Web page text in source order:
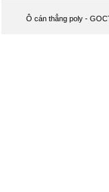
Ô cán thẳng poly -